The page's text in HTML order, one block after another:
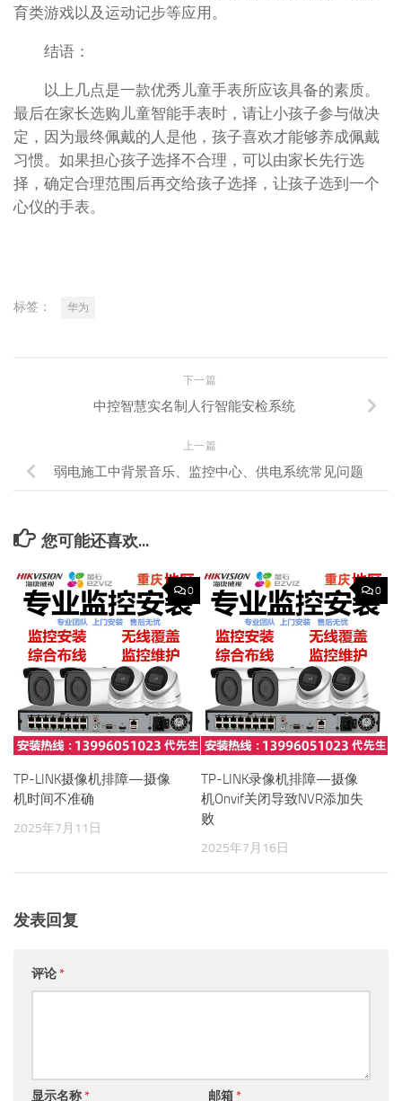
育类游戏以及运动记步等应用。
结语：
以上几点是一款优秀儿童手表所应该具备的素质。
最后在家长选购儿童智能手表时，请让小孩子参与做决
定，因为最终佩戴的人是他，孩子喜欢才能够养成佩戴
习惯。如果担心孩子选择不合理，可以由家长先行选
择，确定合理范围后再交给孩子选择，让孩子选到一个
心仪的手表。
标签： 华为
下一篇
中控智慧实名制人行智能安检系统
上一篇
弱电施工中背景音乐、监控中心、供电系统常见问题
您可能还喜欢...
0
TP-LINK摄像机排障—摄像
机时间不准确
2025年7月11日
0
TP-LINK录像机排障—摄像
机Onvif关闭导致NVR添加失
败
2025年7月16日
发表回复
评论*
显示名称* 邮箱*